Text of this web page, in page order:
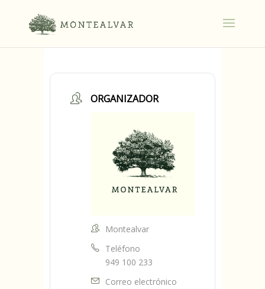
ORGANIZADOR
Montealvar
Teléfono
949 100 233
Correo electrónico